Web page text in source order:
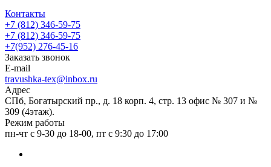
Контакты
+7 (812) 346-59-75
+7 (812) 346-59-75
+7(952) 276-45-16
Заказать звонок
E-mail
travushka-tex@inbox.ru
Адрес
СПб, Богатырский пр., д. 18 корп. 4, стр. 13 офис № 307 и №
309 (4этаж).
Режим работы
пн-чт с 9-30 до 18-00, пт с 9:30 до 17:00